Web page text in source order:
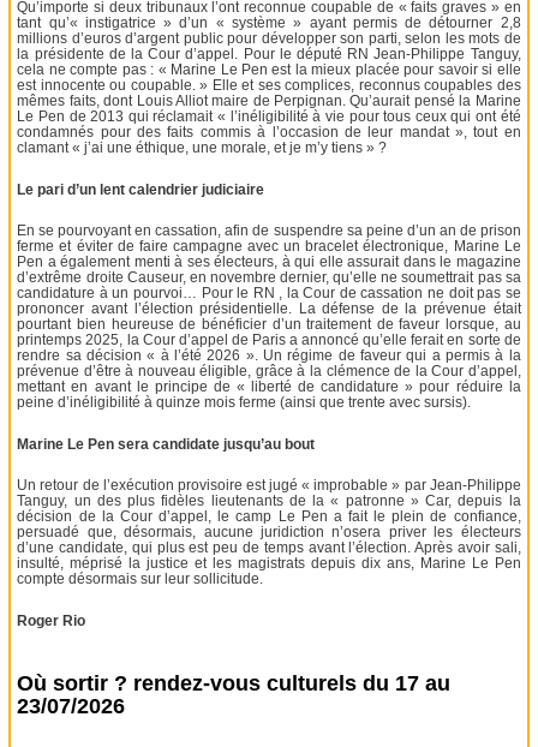
Qu’importe si deux tribunaux l’ont reconnue coupable de « faits graves » en
tant qu’« instigatrice » d’un « système » ayant permis de détourner 2,8
millions d’euros d’argent public pour développer son parti, selon les mots de
la présidente de la Cour d’appel. Pour le député RN Jean-Philippe Tanguy,
cela ne compte pas : « Marine Le Pen est la mieux placée pour savoir si elle
est innocente ou coupable. » Elle et ses complices, reconnus coupables des
mêmes faits, dont Louis Alliot maire de Perpignan. Qu’aurait pensé la Marine
Le Pen de 2013 qui réclamait « l’inéligibilité à vie pour tous ceux qui ont été
condamnés pour des faits commis à l’occasion de leur mandat », tout en
clamant « j’ai une éthique, une morale, et je m’y tiens » ?
Le pari d’un lent calendrier judiciaire
En se pourvoyant en cassation, afin de suspendre sa peine d’un an de prison
ferme et éviter de faire campagne avec un bracelet électronique, Marine Le
Pen a également menti à ses électeurs, à qui elle assurait dans le magazine
d’extrême droite Causeur, en novembre dernier, qu’elle ne soumettrait pas sa
candidature à un pourvoi… Pour le RN , la Cour de cassation ne doit pas se
prononcer avant l’élection présidentielle. La défense de la prévenue était
pourtant bien heureuse de bénéficier d’un traitement de faveur lorsque, au
printemps 2025, la Cour d’appel de Paris a annoncé qu’elle ferait en sorte de
rendre sa décision « à l’été 2026 ». Un régime de faveur qui a permis à la
prévenue d’être à nouveau éligible, grâce à la clémence de la Cour d’appel,
mettant en avant le principe de « liberté de candidature » pour réduire la
peine d’inéligibilité à quinze mois ferme (ainsi que trente avec sursis).
Marine Le Pen sera candidate jusqu’au bout
Un retour de l’exécution provisoire est jugé « improbable » par Jean-Philippe
Tanguy, un des plus fidèles lieutenants de la « patronne » Car, depuis la
décision de la Cour d’appel, le camp Le Pen a fait le plein de confiance,
persuadé que, désormais, aucune juridiction n’osera priver les électeurs
d’une candidate, qui plus est peu de temps avant l’élection. Après avoir sali,
insulté, méprisé la justice et les magistrats depuis dix ans, Marine Le Pen
compte désormais sur leur sollicitude.
Roger Rio
Où sortir ? rendez-vous culturels du 17 au
23/07/2026